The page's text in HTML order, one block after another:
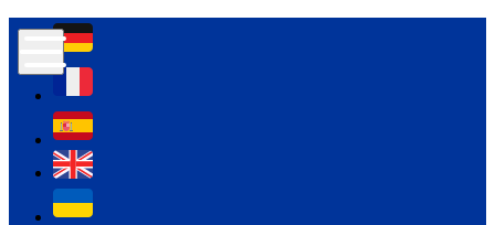
Контур психологічної безпеки глухих